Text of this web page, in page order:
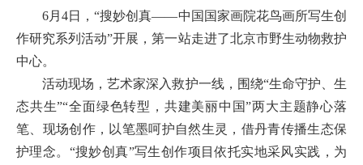
6月4日，“搜妙创真——中国国家画院花鸟画所写生创
作研究系列活动”开展，第一站走进了北京市野生动物救护
中心。
活动现场，艺术家深入救护一线，围绕“生命守护、生
态共生”“全面绿色转型，共建美丽中国”两大主题静心落
笔、现场创作，以笔墨呵护自然生灵，借丹青传播生态保
护理念。“搜妙创真”写生创作项目依托实地采风实践，为